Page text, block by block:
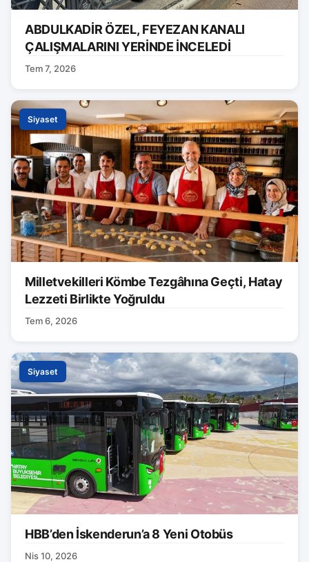
ABDULKADİR ÖZEL, FEYEZAN KANALI
ÇALIŞMALARINI YERİNDE İNCELEDİ
Tem 7, 2026
Siyaset
Milletvekilleri Kömbe Tezgâhına Geçti, Hatay
Lezzeti Birlikte Yoğruldu
Tem 6, 2026
Siyaset
HBB’den İskenderun’a 8 Yeni Otobüs
Nis 10, 2026